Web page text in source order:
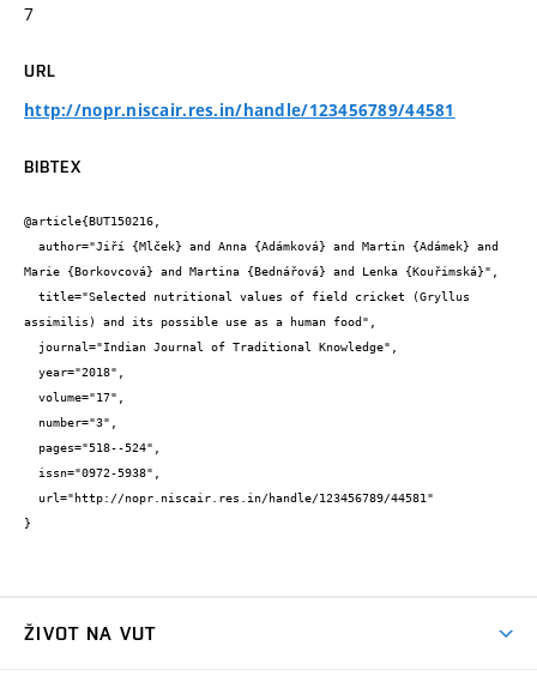
7
URL
http://nopr.niscair.res.in/handle/123456789/44581
BIBTEX
@article{BUT150216,
Marie {Borkovcová} and Martina {Bednářová} and Lenka {Kouřimská}",
assimilis) and its possible use as a human food",
}
ŽIVOT NA VUT